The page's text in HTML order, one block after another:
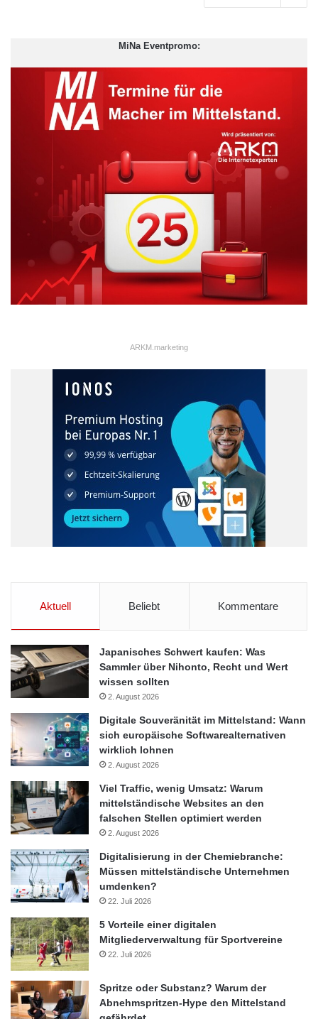
MiNa Eventpromo:
ARKM.marketing
Aktuell Beliebt Kommentare
Japanisches Schwert kaufen: Was
Sammler über Nihonto, Recht und Wert
wissen sollten
2. August 2026
Digitale Souveränität im Mittelstand: Wann
sich europäische Softwarealternativen
wirklich lohnen
2. August 2026
Viel Traffic, wenig Umsatz: Warum
mittelständische Websites an den
falschen Stellen optimiert werden
2. August 2026
Digitalisierung in der Chemiebranche:
Müssen mittelständische Unternehmen
umdenken?
22. Juli 2026
5 Vorteile einer digitalen
Mitgliederverwaltung für Sportvereine
22. Juli 2026
Spritze oder Substanz? Warum der
Abnehmspritzen-Hype den Mittelstand